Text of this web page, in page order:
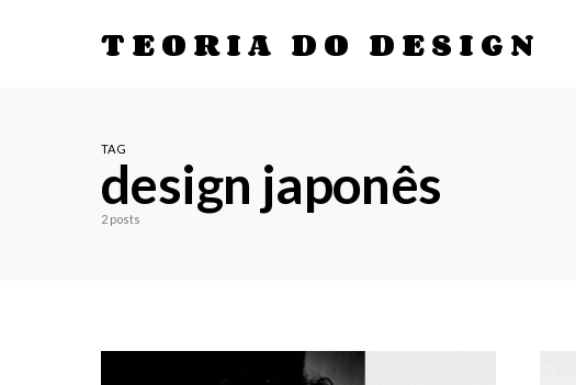
TEORIA DO DESIGN
TAG
design japonês
2 posts